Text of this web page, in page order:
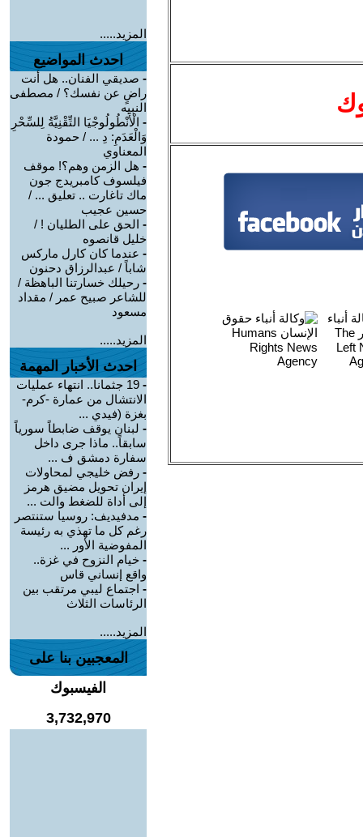
المزيد.....
احدث المواضيع
- صديقي الفنان.. هل أنت
راضٍ عن نفسك؟ / مصطفى
النبيه
- الْأَنْطُولُوجْيَا التِّقْنِيَّةُ لِلسِّحْرِ
وَالْعَدَمِ: دِ ... / حمودة
المعناوي
- هل الزمن وهم؟! موقف
فيلسوف كامبريدج جون
ماك تاغارت .. تعليق ... /
حسين عجيب
- الحق على الطليان ! /
خليل قانصوه
- عندما كان كارل ماركس
شاباً / عبدالرزاق دحنون
- رحيلك خسارتنا الباهظة /
للشاعر صبيح عمر / مقداد
مسعود
المزيد.....
احدث الأخبار المهمة
-
19 جثمانا.. انتهاء عمليات
الانتشال من عمارة -كرم-
بغزة (فيدي ...
- لبنان يوقف ضابطاً سورياً
سابقاً.. ماذا جرى داخل
سفارة دمشق ف ...
- رفض خليجي لمحاولات
إيران تحويل مضيق هرمز
إلى أداة للضغط والت ...
- مدفيديف: روسيا ستنتصر
رغم كل ما تهذي به رئيسة
المفوضية الأور ...
- خيام النزوح في غزة..
واقع إنساني قاس
- اجتماع ليبي مرتقب بين
الرئاسات الثلاث
المزيد.....
المعجبين بنا على
الفيسبوك
3,732,970